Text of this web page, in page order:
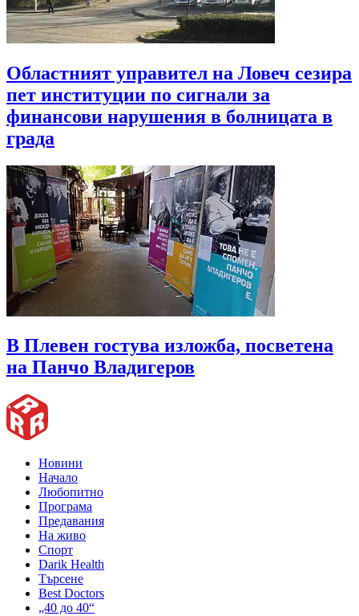
Областният управител на Ловеч сезира
пет институции по сигнали за
финансови нарушения в болницата в
града
В Плевен гостува изложба, посветена
на Панчо Владигеров
Новини
Начало
Любопитно
Програма
Предавания
На живо
Спорт
Darik Health
Търсене
Best Doctors
„40 до 40“